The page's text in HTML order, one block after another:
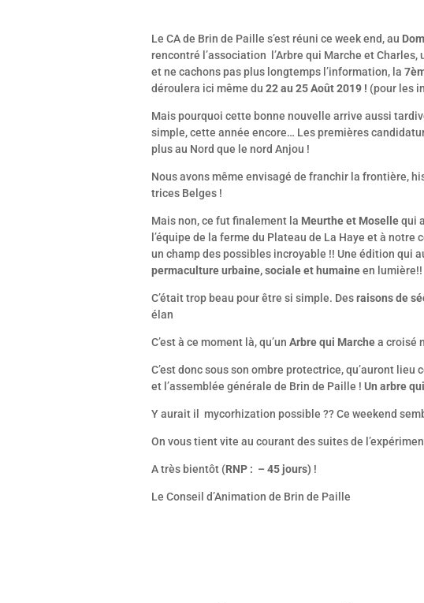
Le CA de Brin de Paille s’est réuni ce week end, au
rencontré l’association l’Arbre qui Marche et
et ne cachons pas plus longtemps l’information, la
déroulera ici même du 22 au 25 Août 2019 ! (pour les
Mais pourquoi cette bonne nouvelle arrive aussi
simple, cette année encore… Les premières
plus au Nord que le nord Anjou !
Nous avons même envisagé de franchir la frontière,
trices Belges !
Mais non, ce fut finalement la Meurthe et Mosellequi
l’équipe de la ferme du Plateau de La Haye et à
un champ des possibles incroyable !! Une édition
permaculture urbaine, sociale et humaineen lumière!!
C’était trop beau pour être si simple. Desraisons de
élan
C’est à ce moment là, qu’un Arbre qui Marchea croisé
C’est donc sous son ombre protectrice, qu’auront
et l’assemblée générale de Brin de Paille ! Un arbre
Y aurait il mycorhization possible ?? Ce weekend
On vous tient vite au courant des suites de
A très bientôt (RNP : – 45 jours) !
Le Conseil d’Animation de Brin de Paille